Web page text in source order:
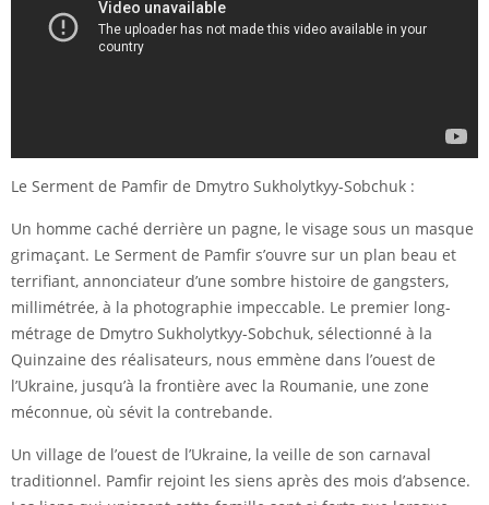
Le Serment de Pamfir de Dmytro Sukholytkyy-Sobchuk :
Un homme caché derrière un pagne, le visage sous un masque
grimaçant. Le Serment de Pamfir s’ouvre sur un plan beau et
terrifiant, annonciateur d’une sombre histoire de gangsters,
millimétrée, à la photographie impeccable. Le premier long-
métrage de Dmytro Sukholytkyy-Sobchuk, sélectionné à la
Quinzaine des réalisateurs, nous emmène dans l’ouest de
l’Ukraine, jusqu’à la frontière avec la Roumanie, une zone
méconnue, où sévit la contrebande.
Un village de l’ouest de l’Ukraine, la veille de son carnaval
traditionnel. Pamfir rejoint les siens après des mois d’absence.